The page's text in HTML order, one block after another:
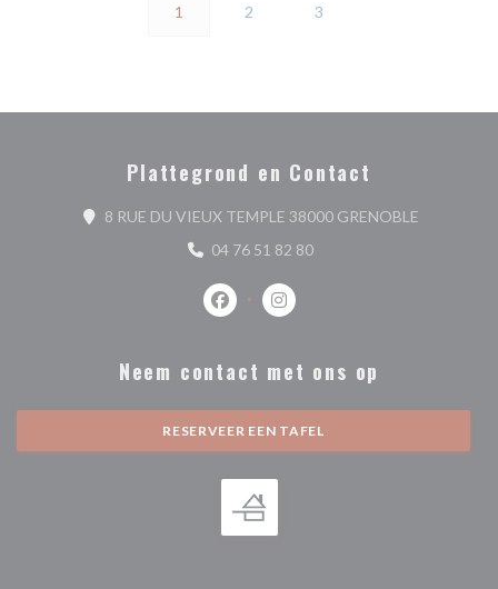
1 2 3
Plattegrond en Contact
8 RUE DU VIEUX TEMPLE 38000 GRENOBLE
04 76 51 82 80
Facebook ((opent in een nieuw
Instagram ((opent in een
Neem contact met ons op
RESERVEER EEN TAFEL